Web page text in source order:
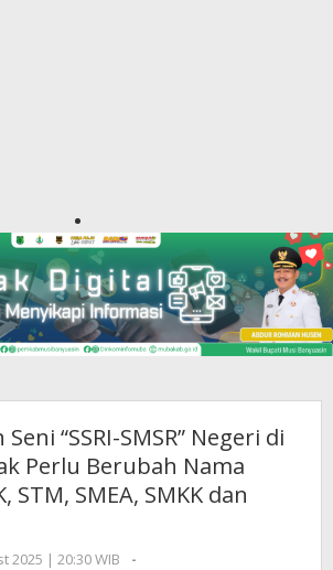
“SSRI-SMSR” Negeri di
Perlu Berubah Nama
STM, SMEA, SMKK dan
2025 | 20:30 WIB
by
-